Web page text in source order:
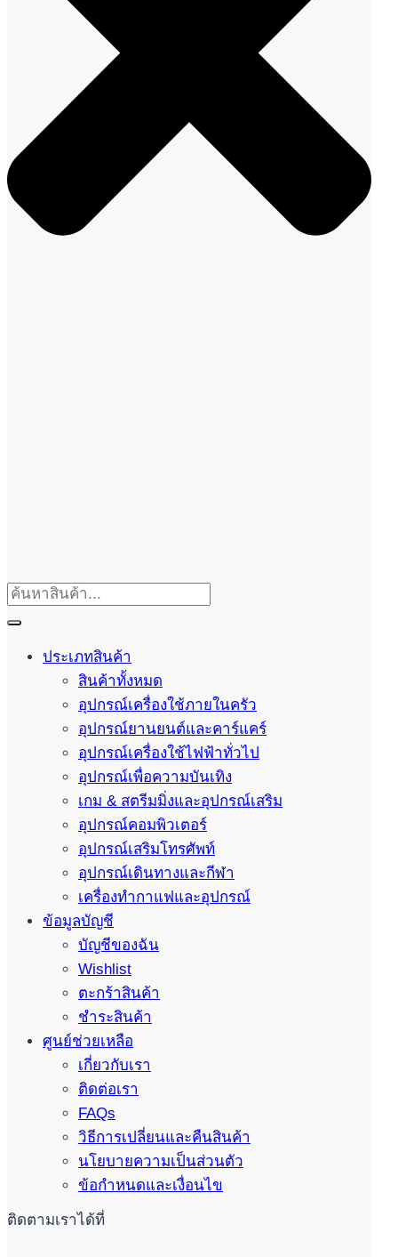
ประเภทสินค้า
สินค้าทั้งหมด
อุปกรณ์เครื่องใช้ภายในครัว
อุปกรณ์ยานยนต์และคาร์แคร์
อุปกรณ์เครื่องใช้ไฟฟ้าทั่วไป
อุปกรณ์เพื่อความบันเทิง
เกม & สตรีมมิ่งและอุปกรณ์เสริม
อุปกรณ์คอมพิวเตอร์
อุปกรณ์เสริมโทรศัพท์
อุปกรณ์เดินทางและกีฬา
เครื่องทำกาแฟและอุปกรณ์
ข้อมูลบัญชี
บัญชีของฉัน
Wishlist
ตะกร้าสินค้า
ชำระสินค้า
ศูนย์ช่วยเหลือ
เกี่ยวกับเรา
ติดต่อเรา
FAQs
วิธีการเปลี่ยนและคืนสินค้า
นโยบายความเป็นส่วนตัว
ข้อกำหนดและเงื่อนไข
ติดตามเราได้ที่